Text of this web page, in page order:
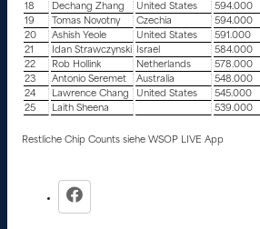
18
Dechang Zhang United States
594.000
19
Tomas Novotny Czechia
594.000
20
Ashish Yeole United States
591.000
21
Idan Strawczynski Israel
584.000
22
Rob Hollink Netherlands
578.000
23
Antonio Seremet Australia
548.000
24
Lawrence Chang United States
545.000
25
Laith Sheena 539.000
Restliche Chip Counts siehe WSOP LIVE App